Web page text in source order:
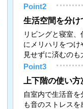
Point2
生活空間を分け
リビングと寝室
にメリハリをつ
見せずに済むのも
Point3
上下階の使い
自室内で生活音
も音のストレス